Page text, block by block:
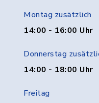
Montag zusätzlich
14:00 - 16:00 Uhr
Donnerstag
14:00 - 18:00 Uhr
Freitag